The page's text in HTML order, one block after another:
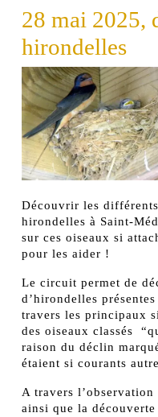
28 mai 2025,
hirondelles
Découvrir les
hirondelles à Saint-
sur ces oiseaux si
pour les aider !
Le circuit permet de
d’hirondelles
travers les principaux
des oiseaux classés
raison du déclin
étaient si courants
A travers
ainsi que la